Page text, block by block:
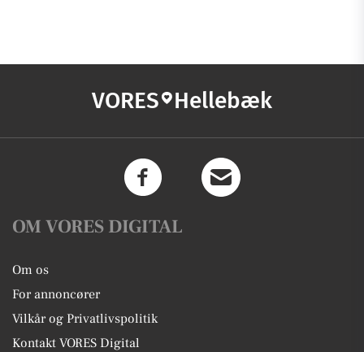
VORES Hellebæk
OM VORES DIGITAL
Om os
For annoncører
Vilkår og Privatlivspolitik
Kontakt VORES Digital